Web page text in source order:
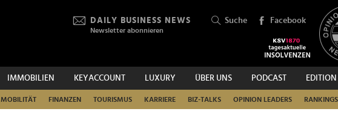
DAILY BUSINESS NEWS
Newsletter abonnieren
Suche Facebook
IMMOBILIEN KEYACCOUNT LUXURY ÜBER UNS PODCAST EDITION
MOBILITÄT FINANZEN TOURISMUS KARRIERE BIZ-TALKS OPINION LEADERS RANKINGS
SUCHEN